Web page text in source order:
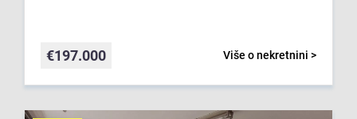
Više o nekretnini >
€197.000